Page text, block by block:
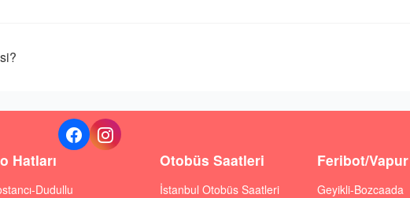
Hatları
Dudullu
Otobüs Saatleri
İstanbul Otobüs Saatleri
Feribot/Vapur
Geyikli-Bozcaada